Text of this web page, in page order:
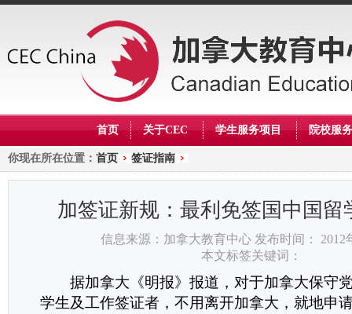
首页 关于CEC 学生服务项目 院校服
你现在所在位置： 首页 签证指南
加签证新规：最利免签国中国留
信息来源：加拿大教育中心 发布时间： 2012
本文标签关键词：
据加拿大《明报》报道，对于加拿大保守
学生及工作签证者，不用离开加拿大，就地申